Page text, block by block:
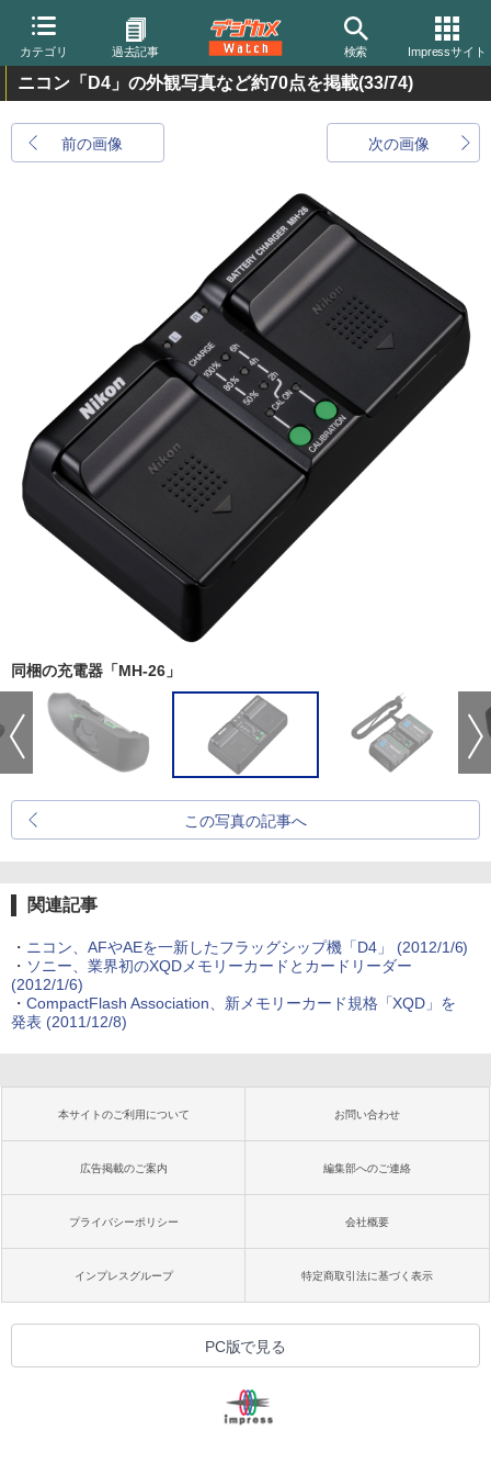
カテゴリ 過去記事 検索 Impressサイト
ニコン「D4」の外観写真など約70点を掲載(33/74)
前の画像 次の画像
同梱の充電器「MH-26」
この写真の記事へ
関連記事
・ ニコン、AFやAEを一新したフラッグシップ機「D4」 (2012/1/6)
・ ソニー、業界初のXQDメモリーカードとカードリーダー
(2012/1/6)
・ CompactFlash Association、新メモリーカード規格「XQD」を
発表 (2011/12/8)
本サイトのご利用について お問い合わせ
広告掲載のご案内 編集部へのご連絡
プライバシーポリシー 会社概要
インプレスグループ 特定商取引法に基づく表示
PC版で見る